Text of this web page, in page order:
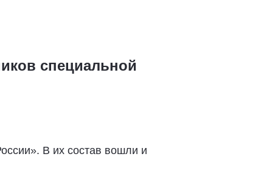
специальной
В их состав вошли и